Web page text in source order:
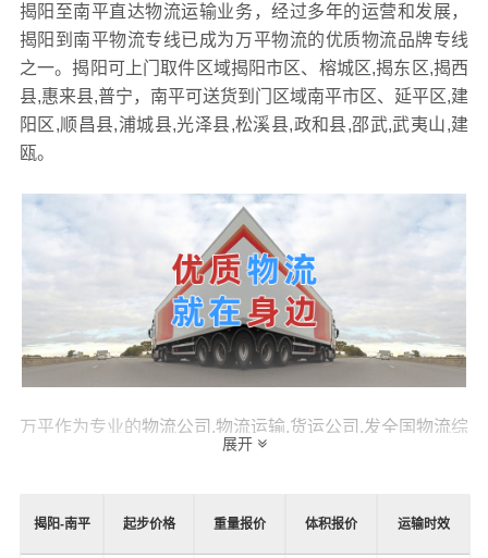
揭阳至南平直达物流运输业务，经过多年的运营和发展，
揭阳到南平物流专线已成为万平物流的优质物流品牌专线
之一。揭阳可上门取件区域揭阳市区、榕城区,揭东区,揭西
县,惠来县,普宁，南平可送货到门区域南平市区、延平区,建
阳区,顺昌县,浦城县,光泽县,松溪县,政和县,邵武,武夷山,建
瓯。
万平作为专业的物流公司,物流运输,货运公司,发全国物流综
揭阳到南平物流运输
南平物流品牌竞争力，公司在南平专门设立了办事机构，
展开
揭阳-南平 起步价格 重量报价 体积报价 运输时效